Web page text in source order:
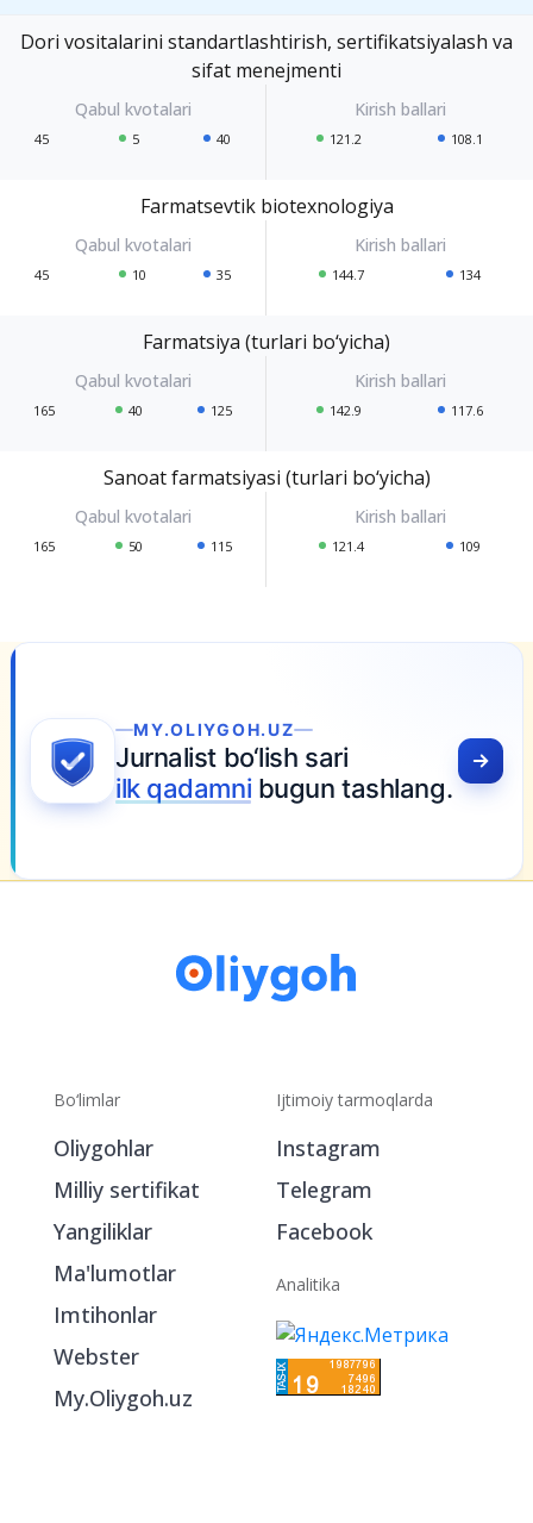
Dori vositalarini standartlashtirish, sertifikatsiyalash va
sifat menejmenti
45 5 40 121.2 108.1
Farmatsevtik biotexnologiya
45 10 35 144.7 134
Farmatsiya (turlari bo‘yicha)
165 40 125 142.9 117.6
Sanoat farmatsiyasi (turlari bo‘yicha)
165 50 115 121.4 109
MY.OLIYGOH.UZ
Jurnalist bo‘lish sari
ilk qadamnibugun tashlang.
Bo‘limlar
Oliygohlar
Imtihonlar
Ijtimoiy tarmoqlarda
Telegram
Facebook
Analitika